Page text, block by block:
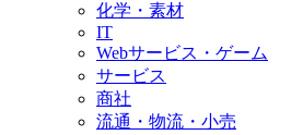
化学・素材
IT
Webサービス・ゲーム
サービス
商社
流通・物流・小売